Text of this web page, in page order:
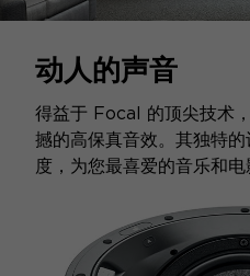
动人的声音
得益于 Focal 的顶尖技术
撼的高保真音效。其独特
度，为您最喜爱的音乐和电